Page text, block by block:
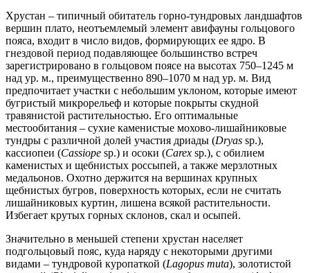
Хрустан – типичный обитатель горно-тундровых ландшафтов
вершин плато, неотъемлемый элемент авифауны гольцового
пояса, входит в число видов, формирующих ее ядро. В
гнездовой период подавляющее большинство встреч
зарегистрировано в гольцовом поясе на высотах 750–1245 м
над ур. м., преимущественно 890–1070 м над ур. м. Вид
предпочитает участки с небольшим уклоном, которые имеют
бугристый микрорельеф и которые покрыты скудной
травянистой растительностью. Его оптимальные
местообитания – сухие каменистые мохово-лишайниковые
тундры с различной долей участия дриады (Dryas sp.),
кассиопеи (Cassiope sp.) и осоки (Carex sp.), с обилием
каменистых и щебнистых россыпей, а также мерзлотных
медальонов. Охотно держится на вершинах крупных
щебнистых бугров, поверхность которых, если не считать
лишайниковых куртин, лишена всякой растительности.
Избегает крутых горных склонов, скал и осыпей.
Значительно в меньшей степени хрустан населяет
подгольцовый пояс, куда наряду с некоторыми другими
видами – тундровой куропаткой (Lagopus muta), золотистой